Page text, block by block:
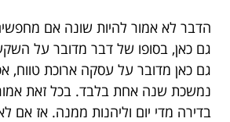
הדבר לא אמור להיות שונה אם
גם כאן, בסופו של דבר מדובר על
גם כאן מדובר על עסקה ארוכת טווח,
נמשכת שנה אחת בלבד. בכל זאת
בדירה מדי יום וליהנות ממנה. אז אם